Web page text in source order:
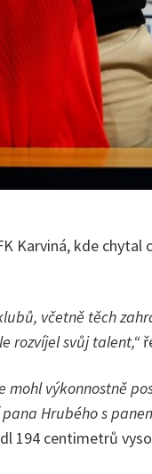
Karviná, kde
včetně těch
rozvíjel svůj talent,“
výkonnostně
Hrubého s
194 centimetrů